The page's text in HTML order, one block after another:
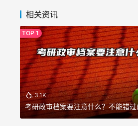
相关资讯
3.1K
考研政审档案要注意什么？不能错